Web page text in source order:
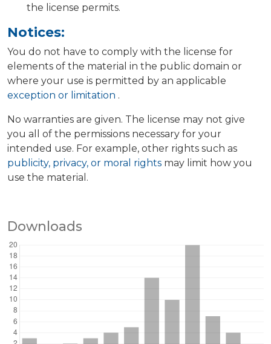
the license permits.
Notices:
You do not have to comply with the license for
elements of the material in the public domain or
where your use is permitted by an applicable
exception or limitation .
No warranties are given. The license may not give
you all of the permissions necessary for your
intended use. For example, other rights such as
publicity, privacy, or moral rights may limit how you
use the material.
Downloads